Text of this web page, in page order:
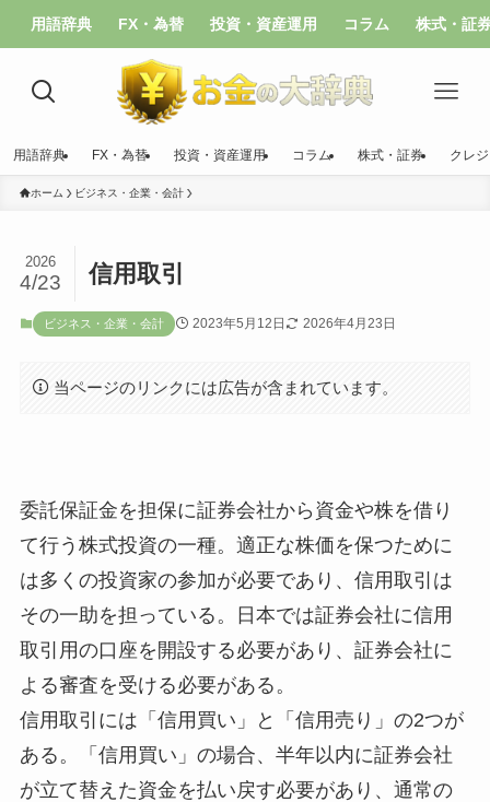
用語辞典 FX・為替 投資・資産運用 コラム 株式・証
用語辞典 FX・為替 投資・資産運用 コラム 株式・証券 クレ
ホーム ビジネス・企業・会計
信用取引
2026
4/23
ビジネス・企業・会計 2023年5月12日 2026年4月23日
当ページのリンクには広告が含まれています。
委託保証金を担保に証券会社から資金や株を借り
て行う株式投資の一種。適正な株価を保つために
は多くの投資家の参加が必要であり、信用取引は
その一助を担っている。日本では証券会社に信用
取引用の口座を開設する必要があり、証券会社に
よる審査を受ける必要がある。
信用取引には「信用買い」と「信用売り」の2つが
ある。「信用買い」の場合、半年以内に証券会社
が立て替えた資金を払い戻す必要があり、通常の